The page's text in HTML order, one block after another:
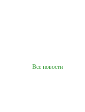
Все новости